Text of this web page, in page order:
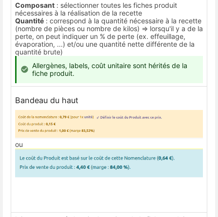
Composant : sélectionner toutes les fiches produit
nécessaires à la réalisation de la recette
Quantité : correspond à la quantité nécessaire à la recette
(nombre de pièces ou nombre de kilos) => lorsqu'il y a de la
perte, on peut indiquer un % de perte (ex. effeuillage,
évaporation, ...) et/ou une quantité nette différente de la
quantité brute)
Allergènes, labels, coût unitaire sont hérités de la
fiche produit.
Bandeau du haut
ou